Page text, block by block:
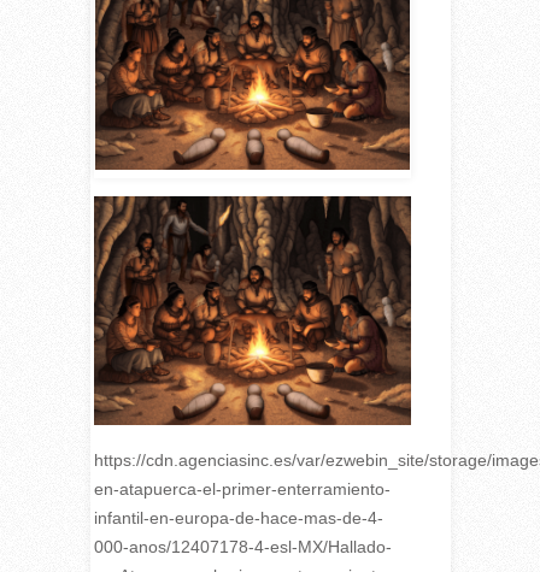
https://cdn.agenciasinc.es/var/ezwebin_site/storage/
en-atapuerca-el-primer-enterramiento-
infantil-en-europa-de-hace-mas-de-4-
000-anos/12407178-4-esl-MX/Hallado-